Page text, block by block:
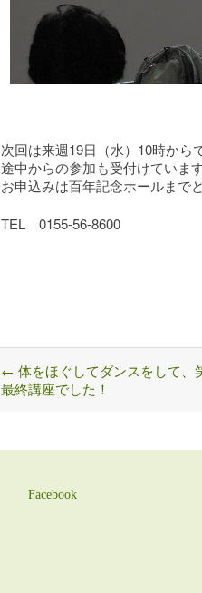
次回は来週19日（水）10時からで
途中からの参加も受付けています
お申込みは百年記念ホールまで
TEL 0155-56-8600
Post
navigation
← 体をほぐしてダンスをして、
最終講座でした！
Facebook